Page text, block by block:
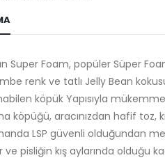
Super Foam, popüler Süper
renk ve tatlı Jelly Bean
köpük Yapısıyla
köpüğü, aracınızdan hafif
LSP güvenli olduğundan
ve pisliğin kış aylarında olduğu